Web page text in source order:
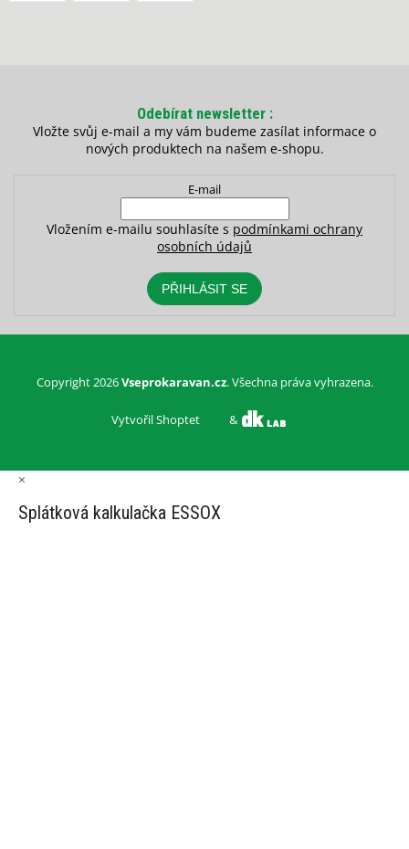
Odebírat newsletter
Vložte svůj e-mail a my vám budeme zasílat informace o
nových produktech na našem e-shopu.
E-mail
Vložením e-mailu souhlasíte s podmínkami ochrany
osobních údajů
PŘIHLÁSIT SE
Vytvořil Shoptet &
Copyright 2026Vseprokaravan.cz. Všechna práva vyhrazena.
×
Splátková kalkulačka ESSOX